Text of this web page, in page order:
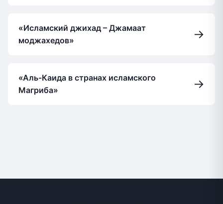
«Исламский джихад – Джамаат
моджахедов»
→
«Аль-Каида в странах исламского
Магриба»
→